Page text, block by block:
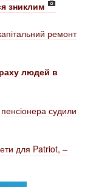
зниклим
ремонт
людей в
судили
для Patriot, –